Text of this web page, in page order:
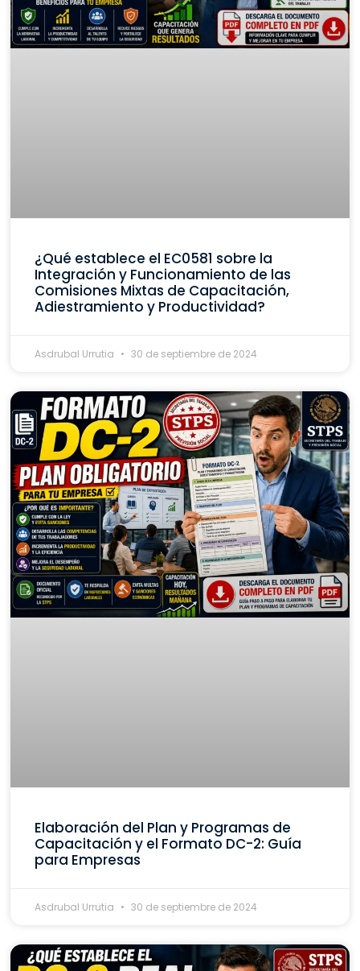
¿Qué establece el EC0581 sobre la
Integración y Funcionamiento de las
Comisiones Mixtas de Capacitación,
Adiestramiento y Productividad?
Asdrubal Urrutia 30 de septiembre de 2024
Elaboración del Plan y Programas de
Capacitación y el Formato DC-2: Guía
para Empresas
Asdrubal Urrutia 30 de septiembre de 2024